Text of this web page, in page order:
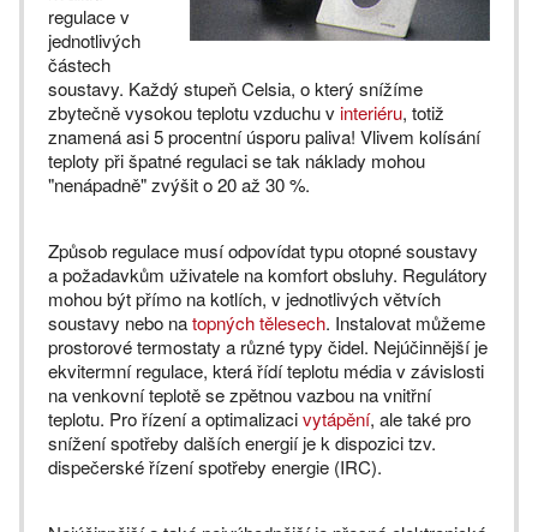
regulace v
jednotlivých
částech
soustavy. Každý stupeň Celsia, o který snížíme
zbytečně vysokou teplotu vzduchu v interiéru, totiž
znamená asi 5 procentní úsporu paliva! Vlivem kolísání
teploty při špatné regulaci se tak náklady mohou
"nenápadně" zvýšit o 20 až 30 %.
Způsob regulace musí odpovídat typu otopné soustavy
a požadavkům uživatele na komfort obsluhy. Regulátory
mohou být přímo na kotlích, v jednotlivých větvích
soustavy nebo natopných tělesech. Instalovat můžeme
prostorové termostaty a různé typy čidel. Nejúčinnější je
ekvitermní regulace, která řídí teplotu média v závislosti
na venkovní teplotě se zpětnou vazbou na vnitřní
teplotu. Pro řízení a optimalizacivytápění, ale také pro
snížení spotřeby dalších energií je k dispozici tzv.
dispečerské řízení spotřeby energie (IRC).